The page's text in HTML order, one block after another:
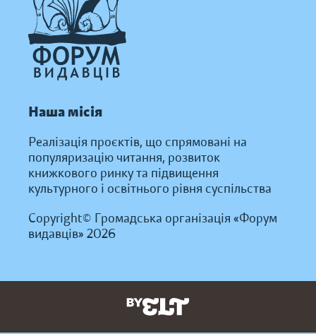
Наша місія
Реалізація проєктів, що спрямовані на
популяризацію читання, розвиток
книжкового ринку та підвищення
культурного і освітнього рівня суспільства
Copyright© Громадська організація «Форум
видавців» 2026